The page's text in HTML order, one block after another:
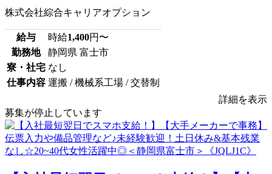
株式会社綜合キャリアオプション
給与 時給1,400円〜
勤務地
静岡県 富士市
寮・社宅 なし
仕事内容 運搬 / 機械系工場 / 交替制
詳細を表示
募集が停止しています